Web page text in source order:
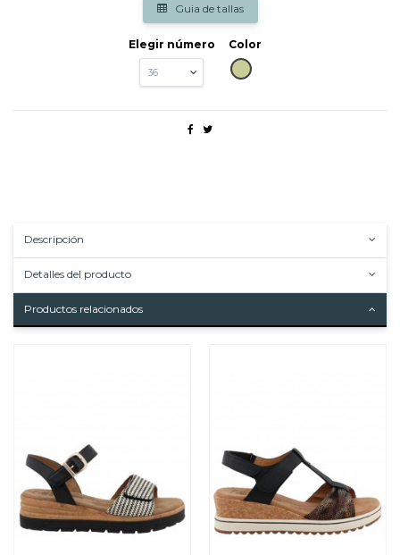
Guia de tallas
Elegir número
Color
BEIG
Descripción
Detalles del producto
Productos relacionados